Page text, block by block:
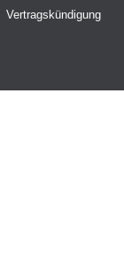
Vertragskündigung